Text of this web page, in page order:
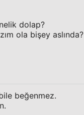
dolap?
ola bişey aslında?
beğenmez.